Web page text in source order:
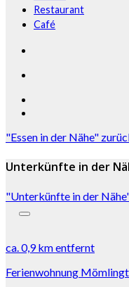
Restaurant
Café
"Essen in der Nähe"
Unterkünfte in der
"Unterkünfte in der
ca.0,9 kmentfernt
Ferienwohnung